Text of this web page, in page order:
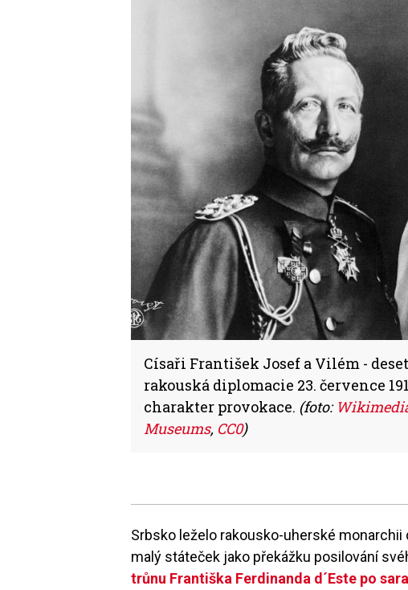
Císaři František Josef a Vilém -
rakouská diplomacie 23. července
charakter provokace. (foto:
Museums, CC0)
Srbsko leželo rakousko-uherské monarchii
malý státeček jako překážku posilování
trůnu Františka Ferdinanda d´Este po